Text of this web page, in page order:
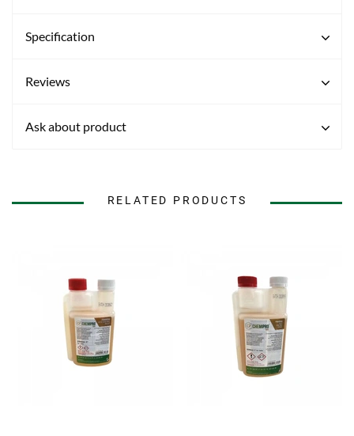
Specification
Reviews
Ask about product
RELATED PRODUCTS